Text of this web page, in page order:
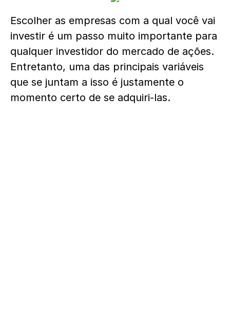
Escolher as empresas com a qual você vai
investir é um passo muito importante para
qualquer investidor do mercado de ações.
Entretanto, uma das principais variáveis
que se juntam a isso é justamente o
momento certo de se adquiri-las.